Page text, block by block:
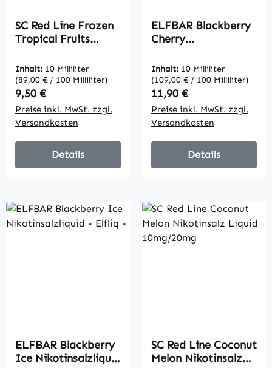
SC Red Line Frozen
Tropical Fruits
10mg/20mg
Inhalt: 10 Milliliter
(89,00 € / 100 Milliliter)
Regulärer Preis:
9,50 €
Preise inkl. MwSt. zzgl.
Versandkosten
Details
ELFBAR Blackberry
Cherry
Elfliq
Inhalt: 10 Milliliter
(109,00 € / 100 Milliliter)
Regulärer Preis:
11,90 €
Preise inkl. MwSt. zzgl.
Versandkosten
Details
ELFBAR Blackberry
Ice Nikotinsalzliquid
SC Red Line Coconut
Melon Nikotinsalz